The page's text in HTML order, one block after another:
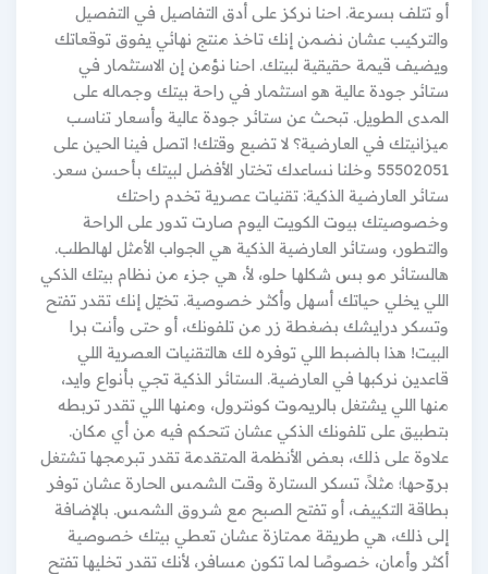
أو تتلف بسرعة. احنا نركز على أدق التفاصيل في التفصيل
والتركيب عشان نضمن إنك تاخذ منتج نهائي يفوق توقعاتك
ويضيف قيمة حقيقية لبيتك. احنا نؤمن إن الاستثمار في
ستائر جودة عالية هو استثمار في راحة بيتك وجماله على
المدى الطويل. تبحث عن ستائر جودة عالية وأسعار تناسب
ميزانيتك في العارضية؟ لا تضيع وقتك! اتصل فينا الحين على
55502051 وخلنا نساعدك تختار الأفضل لبيتك بأحسن سعر.
ستائر العارضية الذكية: تقنيات عصرية تخدم راحتك
وخصوصيتك بيوت الكويت اليوم صارت تدور على الراحة
والتطور، وستائر العارضية الذكية هي الجواب الأمثل لهالطلب.
هالستائر مو بس شكلها حلو، لأ، هي جزء من نظام بيتك الذكي
اللي يخلي حياتك أسهل وأكثر خصوصية. تخيّل إنك تقدر تفتح
وتسكر درايشك بضغطة زر من تلفونك، أو حتى وأنت برا
البيت! هذا بالضبط اللي توفره لك هالتقنيات العصرية اللي
قاعدين نركبها في العارضية. الستائر الذكية تجي بأنواع وايد،
منها اللي يشتغل بالريموت كونترول، ومنها اللي تقدر تربطه
بتطبيق على تلفونك الذكي عشان تتحكم فيه من أي مكان.
علاوة على ذلك، بعض الأنظمة المتقدمة تقدر تبرمجها تشتغل
بروّحها؛ مثلاً، تسكر الستارة وقت الشمس الحارة عشان توفر
بطاقة التكييف، أو تفتح الصبح مع شروق الشمس. بالإضافة
إلى ذلك، هي طريقة ممتازة عشان تعطي بيتك خصوصية
أكثر وأمان، خصوصًا لما تكون مسافر، لأنك تقدر تخليها تفتح